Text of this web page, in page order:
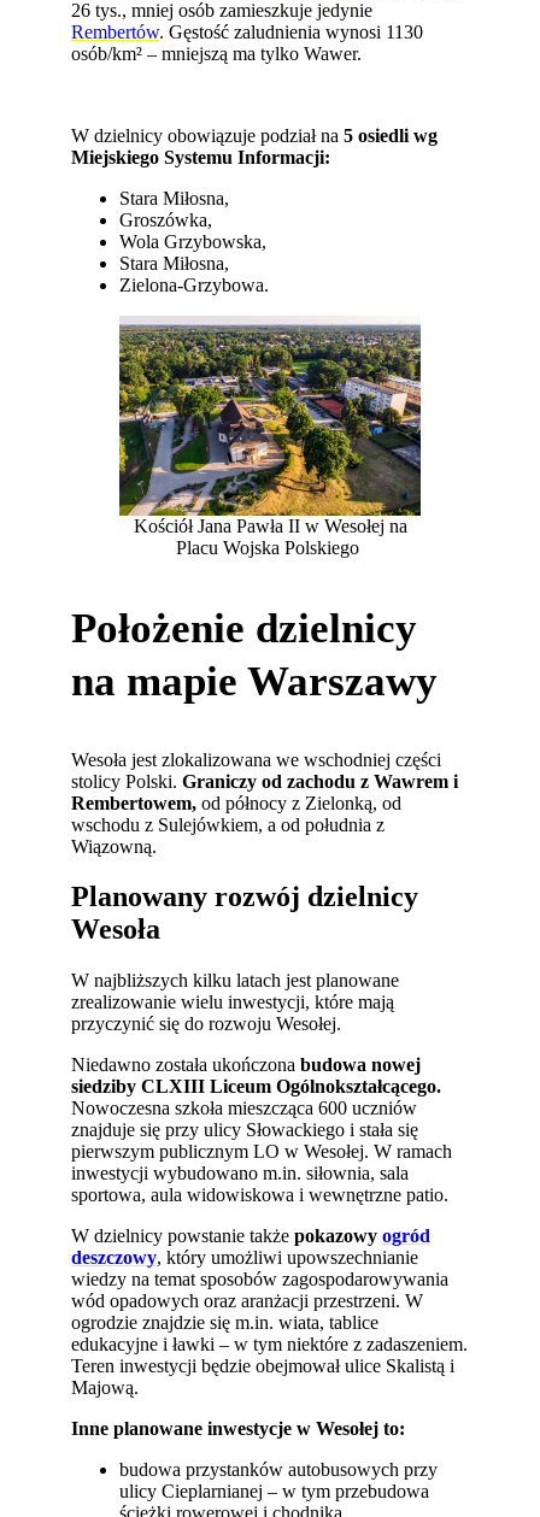
26 tys., mniej osób zamieszkuje jedynie
Rembertów. Gęstość zaludnienia wynosi 1130
osób/km² – mniejszą ma tylko Wawer.
W dzielnicy obowiązuje podział na5 osiedli wg
Miejskiego Systemu Informacji:
Stara Miłosna,
Groszówka,
Wola Grzybowska,
Stara Miłosna,
Zielona-Grzybowa.
Kościół Jana Pawła II w Wesołej na
Placu Wojska Polskiego
Położenie dzielnicy
na mapie Warszawy
Wesoła jest zlokalizowana we wschodniej części
stolicy Polski.Graniczy od zachodu z Wawrem i
Rembertowem, od północy z Zielonką, od
wschodu z Sulejówkiem, a od południa z
Wiązowną.
Planowany rozwój dzielnicy
Wesoła
W najbliższych kilku latach jest planowane
zrealizowanie wielu inwestycji, które mają
przyczynić się do rozwoju Wesołej.
Niedawno została ukończonabudowa nowej
siedziby CLXIII Liceum Ogólnokształcącego.
Nowoczesna szkoła mieszcząca 600 uczniów
znajduje się przy ulicy Słowackiego i stała się
pierwszym publicznym LO w Wesołej. W ramach
inwestycji wybudowano m.in. siłownia, sala
sportowa, aula widowiskowa i wewnętrzne patio.
W dzielnicy powstanie takżepokazowyogród
deszczowy, który umożliwi upowszechnianie
wiedzy na temat sposobów zagospodarowywania
wód opadowych oraz aranżacji przestrzeni. W
ogrodzie znajdzie się m.in. wiata, tablice
edukacyjne i ławki – w tym niektóre z zadaszeniem.
Teren inwestycji będzie obejmował ulice Skalistą i
Majową.
Inne planowane inwestycje w Wesołej to:
budowa przystanków autobusowych przy
ulicy Cieplarnianej – w tym przebudowa